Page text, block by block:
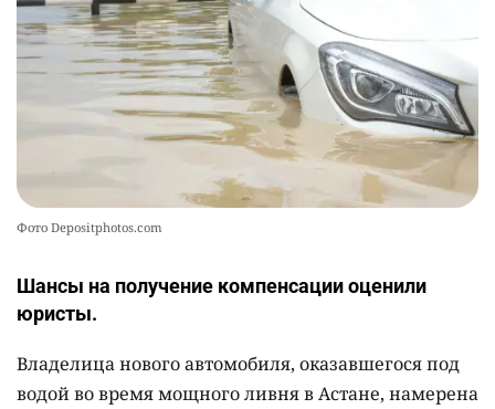
квартиру
2361 7 72
Фото Depositphotos.com
Шансы на получение компенсации оценили
юристы.
Владелица нового автомобиля, оказавшегося под
водой во время мощного ливня в Астане, намерена